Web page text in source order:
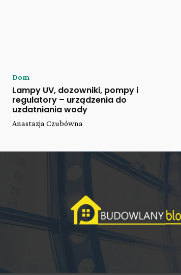
Dom
Lampy UV, dozowniki, pompy i
regulatory – urządzenia do
uzdatniania wody
Anastazja Czubówna